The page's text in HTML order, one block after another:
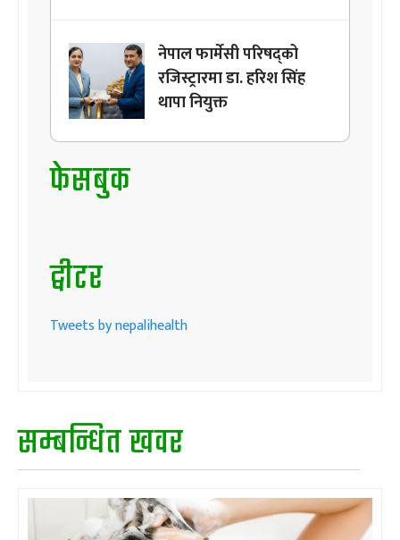
नेपाल फार्मेसी परिषद्को
रजिस्ट्रारमा डा. हरिश सिंह
थापा नियुक्त
फेसबुक
ट्वीटर
Tweets by nepalihealth
सम्बन्धित खवर